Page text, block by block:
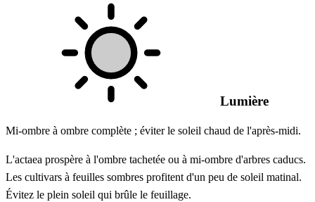
Lumière
Mi-ombre à ombre complète ; éviter le soleil chaud de l'après-midi.
L'actaea prospère à l'ombre tachetée ou à mi-ombre d'arbres caducs.
Les cultivars à feuilles sombres profitent d'un peu de soleil matinal.
Évitez le plein soleil qui brûle le feuillage.